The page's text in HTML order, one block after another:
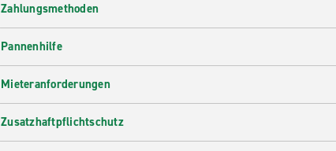
Zahlungsmethoden
Pannenhilfe
Mieteranforderungen
Zusatzhaftpflichtschutz